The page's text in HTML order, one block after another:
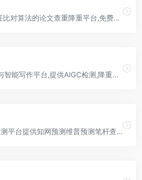
PaperCCB,基于AI智能特征比对算法的论文查重降重平台,免费查重一篇
PaperXX,知芽AI论文查重与智能写作平台,提供AIGC检测,降重及论文生成服务
PaperAsk,免费论文查重检测平台提供知网预测维普预测笔杆查重等增值服务数据指纹对比报告仅保留7天全站加密保护隐私